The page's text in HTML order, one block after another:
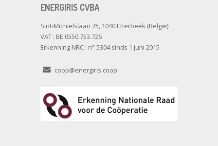
ENERGIRIS CVBA
Sint-Michielslaan 75, 1040 Etterbeek (België)
VAT : BE 0550.753.726
Erkenning NRC : n° 5304 sinds 1 juni 2015
coop@energiris.coop